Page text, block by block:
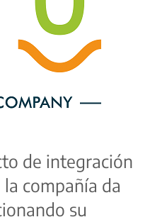
de integración
compañía da
su